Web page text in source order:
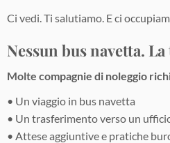
Ci vedi. Ti salutiamo. E ci
Nessun bus navetta.
Molte compagnie di noleggio
• Un viaggio in bus navetta
• Un trasferimento verso un
• Attese aggiuntive e pratiche